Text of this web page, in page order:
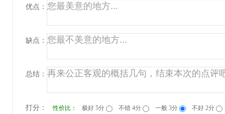
优点：
缺点：
总结：
打分： 性价比： 极好 5分 不错 4分 一般 3分 不好 2分